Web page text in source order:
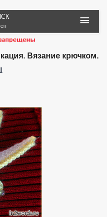
ПУТЕШЕСТВИЯ
Вязание крючком.